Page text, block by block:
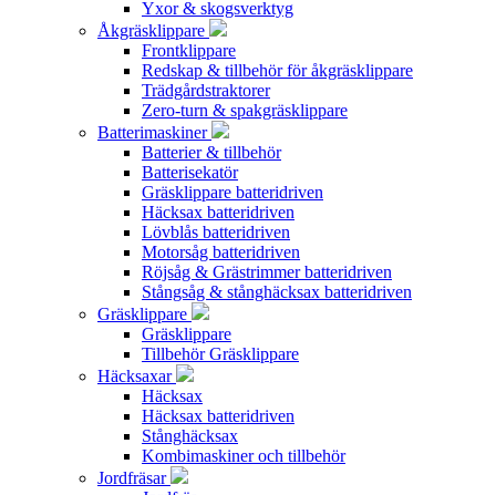
Yxor & skogsverktyg
Åkgräsklippare
Frontklippare
Redskap & tillbehör för åkgräsklippare
Trädgårdstraktorer
Zero-turn & spakgräsklippare
Batterimaskiner
Batterier & tillbehör
Batterisekatör
Gräsklippare batteridriven
Häcksax batteridriven
Lövblås batteridriven
Motorsåg batteridriven
Röjsåg & Grästrimmer batteridriven
Stångsåg & stånghäcksax batteridriven
Gräsklippare
Gräsklippare
Tillbehör Gräsklippare
Häcksaxar
Häcksax
Häcksax batteridriven
Stånghäcksax
Kombimaskiner och tillbehör
Jordfräsar